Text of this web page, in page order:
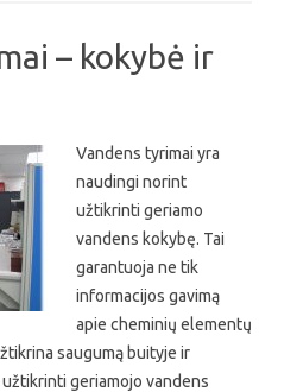
– kokybė ir
Vandens tyrimai yra
naudingi norint
užtikrinti geriamo
vandens kokybę. Tai
garantuoja ne tik
informacijos gavimą
apie cheminių elementų
saugumą buityje ir
geriamojo vandens